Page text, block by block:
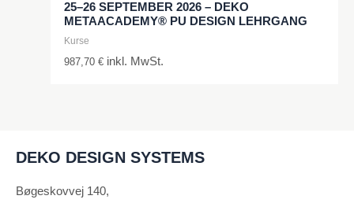
25–26 SEPTEMBER 2026 – DEKO
METAACADEMY® PU DESIGN LEHRGANG
Kurse
987,70€ inkl. MwSt.
DEKO DESIGN SYSTEMS
Bøgeskovvej 140,